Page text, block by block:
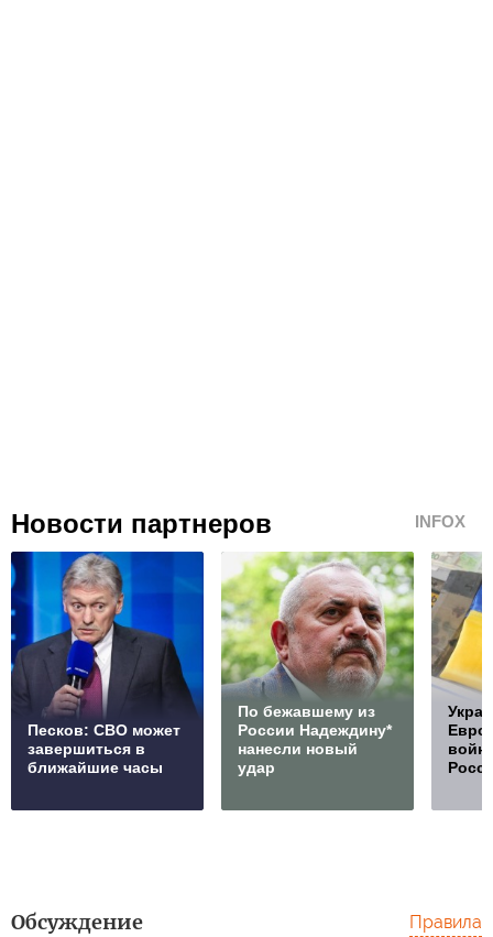
Новости партнеров INFOX
Песков: СВО может
завершиться в
ближайшие часы
По бежавшему из
России Надеждину*
нанесли новый
удар
Обсуждение Правила